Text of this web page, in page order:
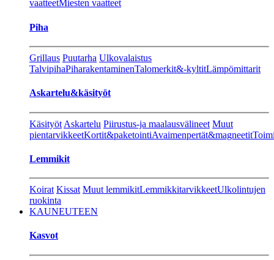
vaatteetMiesten vaatteet
Piha
Grillaus Puutarha Ulkovalaistus
TalvipihaPiharakentaminenTalomerkit&-kyltitLämpömittarit
Askartelu&käsityöt
Käsityöt Askartelu Piirustus-ja maalausvälineet Muut
pientarvikkeetKortit&paketointiAvaimenpertät&magneetit
Lemmikit
Koirat Kissat Muut lemmikitLemmikkitarvikkeetUlkolintujen
ruokinta
KAUNEUTEEN
Kasvot